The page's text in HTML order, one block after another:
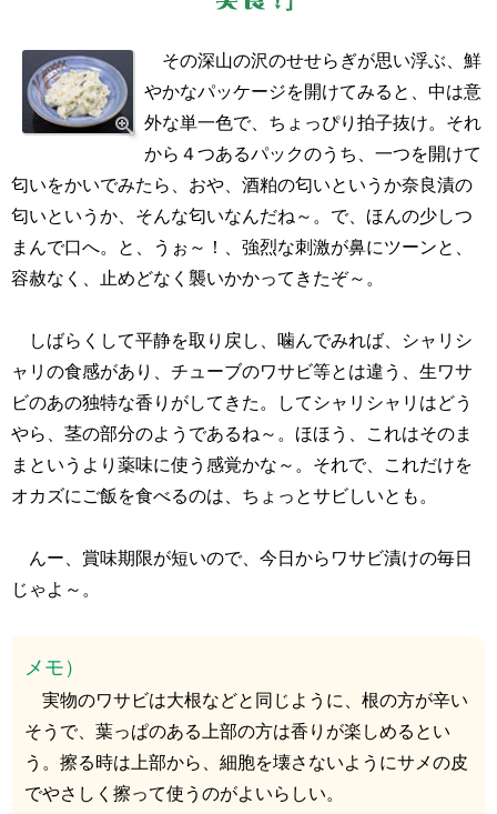
その深山の沢のせせらぎが思い浮ぶ、鮮
やかなパッケージを開けてみると、中は意
外な単一色で、ちょっぴり拍子抜け。それ
から４つあるパックのうち、一つを開けて
匂いをかいでみたら、おや、酒粕の匂いというか奈良漬の
匂いというか、そんな匂いなんだね～。で、ほんの少しつ
まんで口へ。と、うぉ～！、強烈な刺激が鼻にツーンと、
容赦なく、止めどなく襲いかかってきたぞ～。
しばらくして平静を取り戻し、噛んでみれば、シャリシ
ャリの食感があり、チューブのワサビ等とは違う、生ワサ
ビのあの独特な香りがしてきた。してシャリシャリはどう
やら、茎の部分のようであるね～。ほほう、これはそのま
まというより薬味に使う感覚かな～。それで、これだけを
オカズにご飯を食べるのは、ちょっとサビしいとも。
んー、賞味期限が短いので、今日からワサビ漬けの毎日
じゃよ～。
メモ）
実物のワサビは大根などと同じように、根の方が辛い
そうで、葉っぱのある上部の方は香りが楽しめるとい
う。擦る時は上部から、細胞を壊さないようにサメの皮
でやさしく擦って使うのがよいらしい。